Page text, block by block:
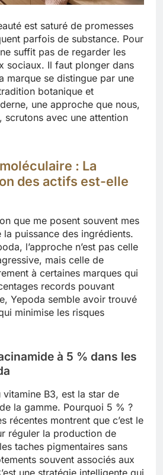
est saturé de promesses
parfois de substance. Pour
suffit pas de regarder les
sociaux. Il faut plonger dans
marque se distingue par une
botanique et
une approche que nous,
scrutons avec une attention
moléculaire : La
des actifs est-elle
que me posent souvent mes
la puissance des ingrédients.
l’approche n’est pas celle
mais celle de
à certaines marques qui
records pouvant
Yepoda semble avoir trouvé
minimise les risques
à 5 % dans les
B3, est la star de
la gamme. Pourquoi 5 % ?
récentes montrent que c’est le
réguler la production de
taches pigmentaires sans
souvent associés aux